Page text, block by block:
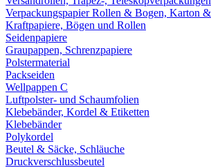
Verpackungspapier Rollen & Bogen, Karton
Kraftpapiere, Bögen und Rollen
Seidenpapiere
Graupappen, Schrenzpapiere
Polstermaterial
Packseiden
Wellpappen C
Luftpolster- und Schaumfolien
Klebebänder, Kordel & Etiketten
Klebebänder
Polykordel
Beutel & Säcke, Schläuche
Druckverschlussbeutel